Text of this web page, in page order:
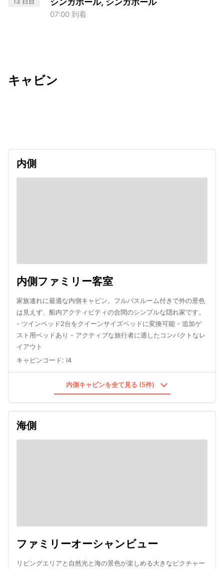
シンガポール, シンガポール
07:00 到着
キャビン
内側
内側ファミリー客室
家族連れに最適な内側キャビン。フルバスルーム付きで外の景色
は見えず、船内アクティビティの合間のシンプルな隠れ家です。
- ツインベッド2台をクイーンサイズベッドに変換可能 - 追加ゲ
スト用ベッドあり - アクティブな旅行者に適したコンパクトなレ
イアウト
キャビンコード: I4
内側キャビンを全て見る (5件)
海側
ファミリーオーシャンビュー
リビングエリアと自然光と海の景色が楽しめる大きなピクチャー